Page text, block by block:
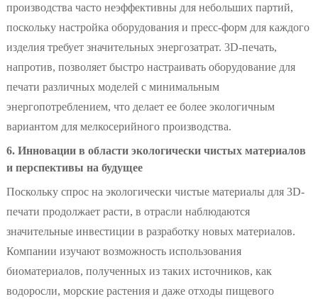
производства часто неэффективны для небольших партий,
поскольку настройка оборудования и пресс-форм для каждого
изделия требует значительных энергозатрат. 3D-печать,
напротив, позволяет быстро настраивать оборудование для
печати различных моделей с минимальным
энергопотреблением, что делает ее более экологичным
вариантом для мелкосерийного производства.
6. Инновации в области экологически чистых материалов
и перспективы на будущее
Поскольку спрос на экологически чистые материалы для 3D-
печати продолжает расти, в отрасли наблюдаются
значительные инвестиции в разработку новых материалов.
Компании изучают возможность использования
биоматериалов, полученных из таких источников, как
водоросли, морские растения и даже отходы пищевого